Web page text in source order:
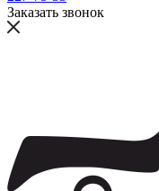
Заказать звонок